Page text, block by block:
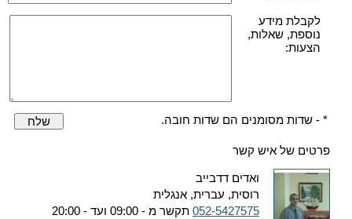
לקבלת מידע
נוספת, שאלות,
הצעות:
* - שדות מסומנים הם שדות חובה. שלח
פרטים של איש קשר
ואדים דדבייב
רוסית, עברית, אנגלית
052-5427575 תקשר מ - 09:00 ועד - 20:00